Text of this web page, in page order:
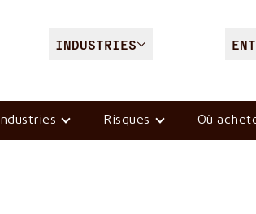
INDUSTRIES
Industries Risques Où